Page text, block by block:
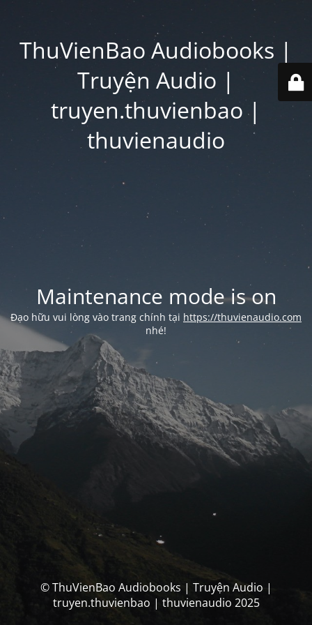
ThuVienBao Audiobooks |
Truyện Audio |
truyen.thuvienbao |
thuvienaudio
Maintenance mode is on
Đạo hữu vui lòng vào trang chính tại https://thuvienaudio.com
nhé!
© ThuVienBao Audiobooks | Truyện Audio |
truyen.thuvienbao | thuvienaudio 2025